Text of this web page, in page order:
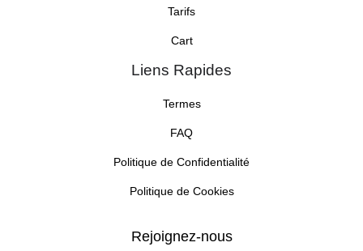
Tarifs
Cart
Liens Rapides
Termes
FAQ
Politique de Confidentialité
Politique de Cookies
Rejoignez-nous